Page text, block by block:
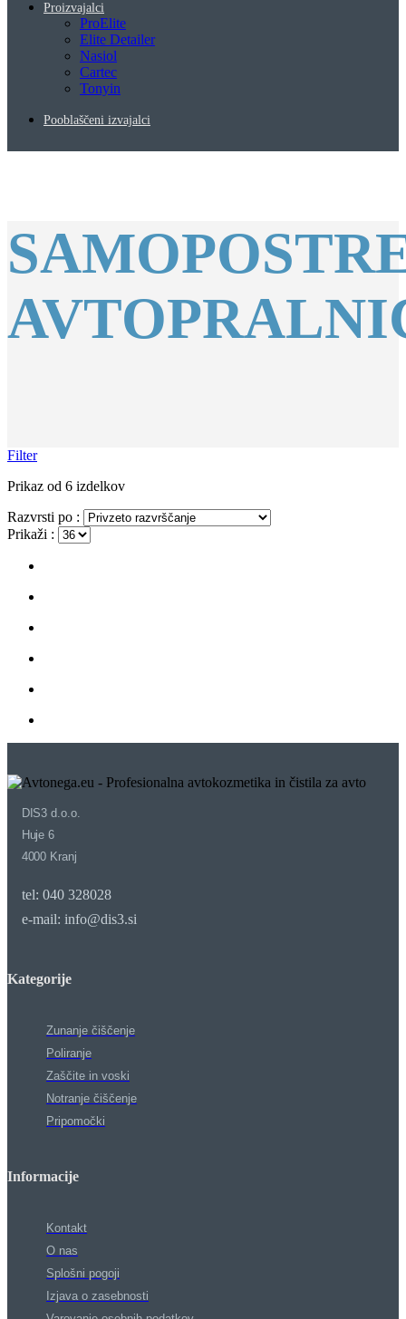
Proizvajalci
ProElite
Elite Detailer
Nasiol
Cartec
Tonyin
Pooblaščeni izvajalci
Filter
Prikaz od 6 izdelkov
Razvrsti po :
Prikaži :
DIS3 d.o.o.
Huje 6
4000 Kranj
tel: 040 328028
e-mail: info@dis3.si
Kategorije
Zunanje čiščenje
Poliranje
Zaščite in voski
Notranje čiščenje
Pripomočki
Informacije
Kontakt
O nas
Splošni pogoji
Izjava o zasebnosti